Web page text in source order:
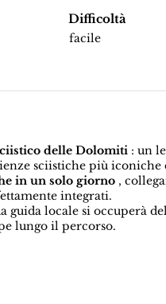
Difficoltà
facile
delle Dolomiti : un
sciistiche più iconiche
in un solo giorno,
integrati.
guida locale si occuperà
lungo il percorso.